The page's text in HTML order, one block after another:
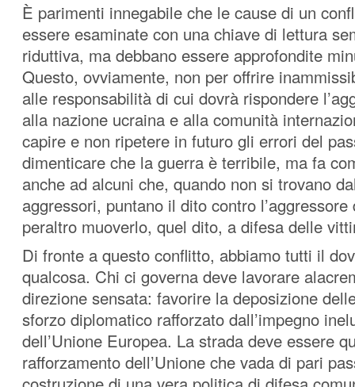
È parimenti innegabile che le cause di un
essere esaminate con una chiave di lettura
riduttiva, ma debbano essere approfondite
Questo, ovviamente, non per offrire
alle responsabilità di cui dovrà rispondere
alla nazione ucraina e alla comunità
capire e non ripetere in futuro gli errori del
dimenticare che la guerra è terribile, ma fa
anche ad alcuni che, quando non si trovano
aggressori, puntano il dito contro
peraltro muoverlo, quel dito, a difesa delle
Di fronte a questo conflitto, abbiamo tutti il
qualcosa. Chi ci governa deve lavorare
direzione sensata: favorire la deposizione
sforzo diplomatico rafforzato dall’impegno
dell’Unione Europea. La strada deve essere
rafforzamento dell’Unione che vada di pari